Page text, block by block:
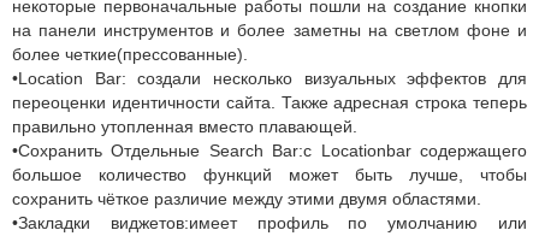
некоторые первоначальные работы пошли на создание кнопки
на панели инструментов и более заметны на светлом фоне и
более четкие(прессованные).
•Location Bar: создали несколько визуальных эффектов для
переоценки идентичности сайта. Также адресная строка теперь
правильно утопленная вместо плавающей.
•Сохранить Отдельные Search Bar:с Locationbar содержащего
большое количество функций может быть лучше, чтобы
сохранить чёткое различие между этими двумя областями.
•Закладки виджетов:имеет профиль по умолчанию или